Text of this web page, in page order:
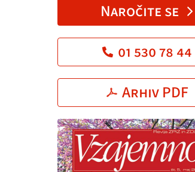
Naročite se
01 530 78 44
Arhiv PDF